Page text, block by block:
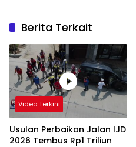
Berita Terkait
Video Terkini
Usulan Perbaikan Jalan IJD
2026 Tembus Rp1 Triliun